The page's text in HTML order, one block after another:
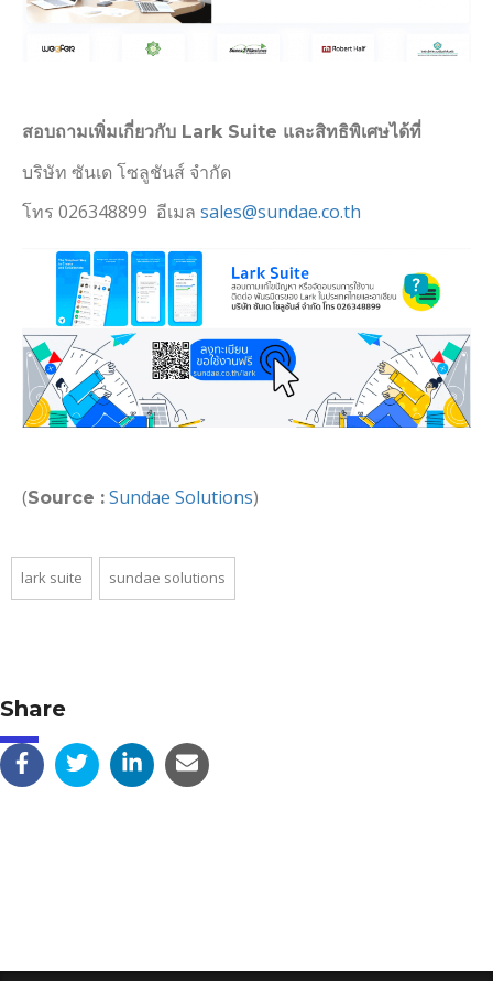
สอบถามเพิ่มเกี่ยวกับ Lark Suite และสิทธิพิเศษได้ที่
บริษัท ซันเด โซลูชันส์ จำกัด
โทร 026348899 อีเมล sales@sundae.co.th
(Source : Sundae Solutions)
lark suite sundae solutions
Share